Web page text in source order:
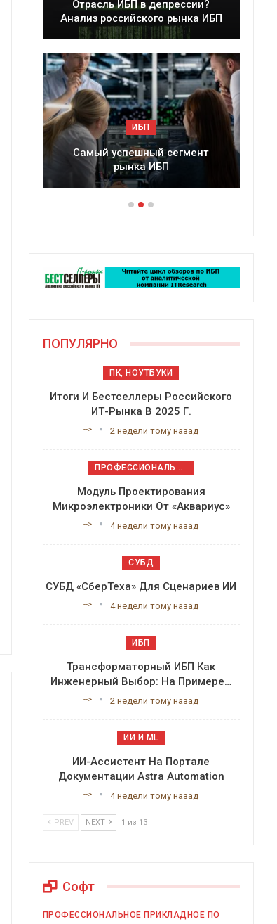
Отрасль ИБП в депрессии?
Анализ российского рынка ИБП
ИБП
Самый успешный сегмент
рынка ИБП
ПОПУЛЯРНО
ПК, НОУТБУКИ
Итоги И Бестселлеры Российского
ИТ-Рынка В 2025 Г.
--> 2 недели тому назад
ПРОФЕССИОНАЛЬНОЕ ПРИКЛАДНОЕ ПО
Модуль Проектирования
Микроэлектроники От «Аквариус»
--> 4 недели тому назад
СУБД
СУБД «СберТеха» Для Сценариев ИИ
--> 4 недели тому назад
ИБП
Трансформаторный ИБП Как
Инженерный Выбор: На Примере…
--> 2 недели тому назад
ИИ И ML
ИИ-Ассистент На Портале
Документации Astra Automation
--> 4 недели тому назад
PREV NEXT 1 из 13
Софт
ПРОФЕССИОНАЛЬНОЕ ПРИКЛАДНОЕ ПО